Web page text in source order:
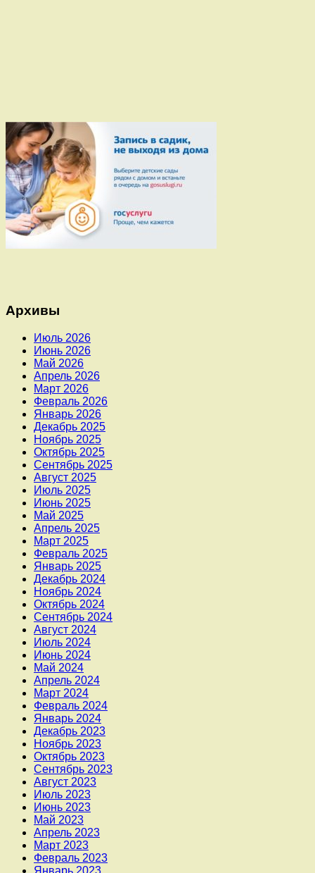
Архивы
Июль 2026
Июнь 2026
Май 2026
Апрель 2026
Март 2026
Февраль 2026
Январь 2026
Декабрь 2025
Ноябрь 2025
Октябрь 2025
Сентябрь 2025
Август 2025
Июль 2025
Июнь 2025
Май 2025
Апрель 2025
Март 2025
Февраль 2025
Январь 2025
Декабрь 2024
Ноябрь 2024
Октябрь 2024
Сентябрь 2024
Август 2024
Июль 2024
Июнь 2024
Май 2024
Апрель 2024
Март 2024
Февраль 2024
Январь 2024
Декабрь 2023
Ноябрь 2023
Октябрь 2023
Сентябрь 2023
Август 2023
Июль 2023
Июнь 2023
Май 2023
Апрель 2023
Март 2023
Февраль 2023
Январь 2023